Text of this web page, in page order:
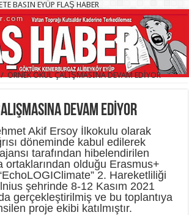
BASIN EYÜP FLAŞ HABER
/ ÖRNEK OKUL ÇALIŞMASINA DEVAM EDİYOR
DEVAM EDİYOR
Akif Ersoy İlkokulu olarak
döneminde kabul edilerek
tarafından hibelendirilen
ortaklarından olduğu Erasmus+
2. Hareketliliği
şehrinde 8-12 Kasım 2021
gerçekleştirilmiş ve bu toplantıya
proje ekibi katılmıştır.